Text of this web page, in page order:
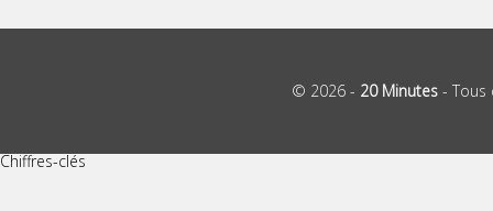
© 2026 - 20 Minutes -
Chiffres-clés